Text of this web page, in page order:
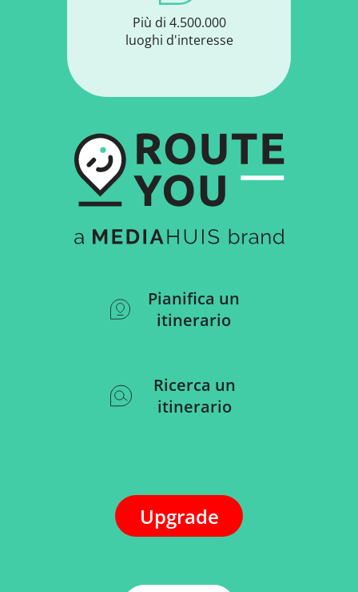
Più di 4.500.000
luoghi d'interesse
Pianifica un
itinerario
Ricerca un
itinerario
Upgrade